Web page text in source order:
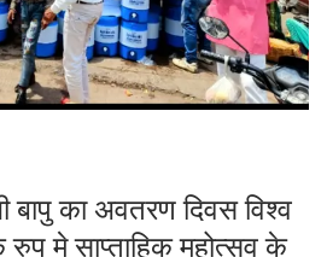
बापु का अवतरण दिवस विश्व
मे साप्ताहिक महोत्सव के